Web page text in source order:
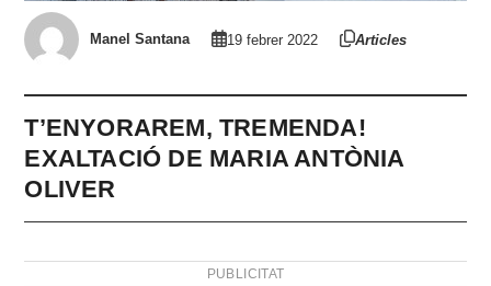
Manel Santana 19 febrer 2022 Articles
T’ENYORAREM, TREMENDA!
EXALTACIÓ DE MARIA ANTÒNIA
OLIVER
PUBLICITAT